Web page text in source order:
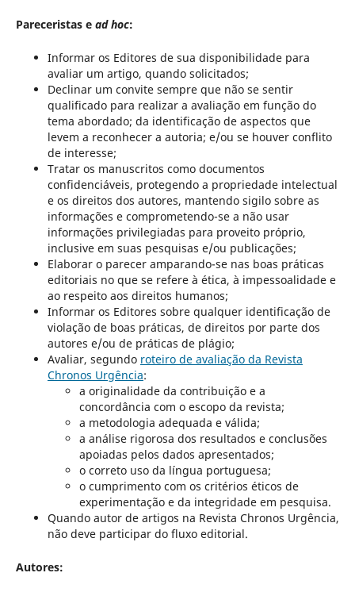
Pareceristas e ad hoc:
Informar os Editores de sua disponibilidade para
avaliar um artigo, quando solicitados;
Declinar um convite sempre que não se sentir
qualificado para realizar a avaliação em função do
tema abordado; da identificação de aspectos que
levem a reconhecer a autoria; e/ou se houver conflito
de interesse;
Tratar os manuscritos como documentos
confidenciáveis, protegendo a propriedade intelectual
e os direitos dos autores, mantendo sigilo sobre as
informações e comprometendo-se a não usar
informações privilegiadas para proveito próprio,
inclusive em suas pesquisas e/ou publicações;
Elaborar o parecer amparando-se nas boas práticas
editoriais no que se refere à ética, à impessoalidade e
ao respeito aos direitos humanos;
Informar os Editores sobre qualquer identificação de
violação de boas práticas, de direitos por parte dos
autores e/ou de práticas de plágio;
Avaliar, segundo roteiro de avaliação da Revista
Chronos Urgência:
a originalidade da contribuição e a
concordância com o escopo da revista;
a metodologia adequada e válida;
a análise rigorosa dos resultados e conclusões
apoiadas pelos dados apresentados;
o correto uso da língua portuguesa;
o cumprimento com os critérios éticos de
experimentação e da integridade em pesquisa.
Quando autor de artigos na Revista Chronos Urgência,
não deve participar do fluxo editorial.
Autores: